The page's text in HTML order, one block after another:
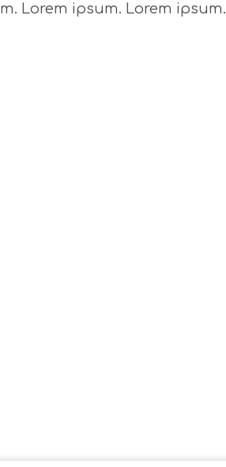
Lorem ipsum. Lorem ipsum.